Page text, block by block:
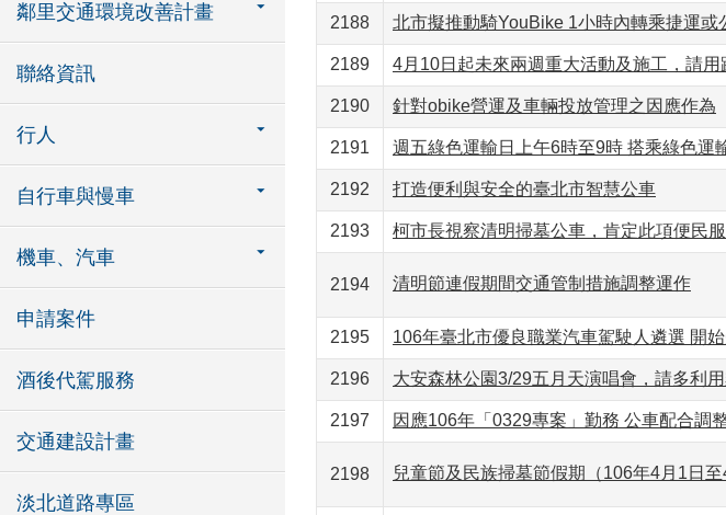
鄰里交通環境改善計畫
聯絡資訊
行人
自行車與慢車
機車、汽車
申請案件
酒後代駕服務
交通建設計畫
淡北道路專區
2188 北市擬推動騎YouBike 1小時內轉乘捷運
2189 4月10日起未來兩週重大活動及施工，請用
2190 針對obike營運及車輛投放管理之因應作為
2191 週五綠色運輸日上午6時至9時 搭乘綠色運
2192 打造便利與安全的臺北市智慧公車
2193 柯市長視察清明掃墓公車，肯定此項便民
2194 清明節連假期間交通管制措施調整運作
2195 106年臺北市優良職業汽車駕駛人遴選 開始
2196 大安森林公園3/29五月天演唱會，請多利
2197 因應106年「0329專案」勤務 公車配合調
2198 兒童節及民族掃墓節假期（106年4月1日